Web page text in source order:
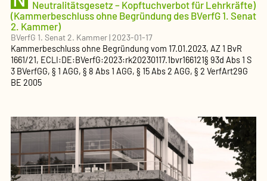
Neutralitätsgesetz – Kopftuchverbot für Lehrkräfte)
(Kammerbeschluss ohne Begründung des BVerfG 1. Senat
2. Kammer)
BVerfG 1. Senat 2. Kammer|2023-01-17
Kammerbeschluss ohne Begründung vom 17.01.2023, AZ1 BvR
1661/21, ECLI:DE:BVerfG:2023:rk20230117.1bvr166121§ 93d Abs 1 S
3 BVerfGG, § 1 AGG, § 8 Abs 1 AGG, § 15 Abs 2 AGG, § 2 VerfArt29G
BE 2005